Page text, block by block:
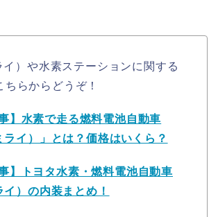
イ）や水素ステーションに関する
らからどうぞ！
】水素で走る燃料電池自動車
ライ）」とは？価格はいくら？
】トヨタ水素・燃料電池自動車
）の内装まとめ！